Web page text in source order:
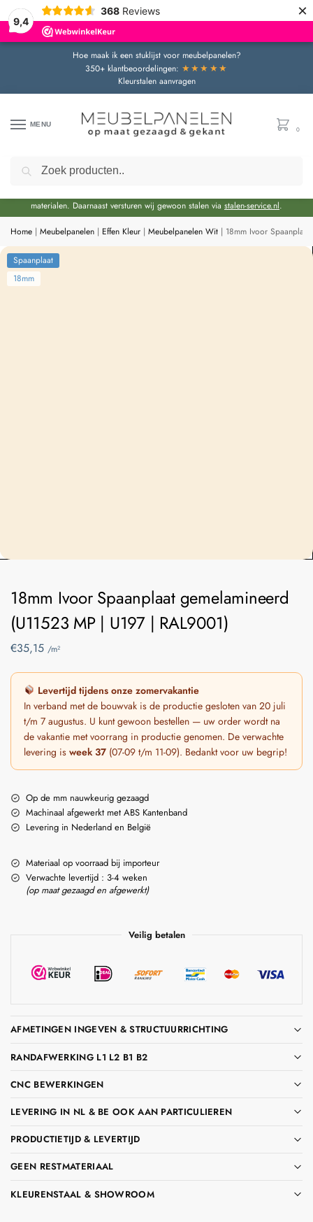
9,4
368 Reviews ×
Hoe maak ik een stuklijst voor meubelpanelen?
350+ klantbeoordelingen: ★★★★★
Kleurstalen aanvragen
MENU
0
Door de bouwvakperiode geldt momenteel een extra levertijd van circa 3 weken
materialen. Daarnaast versturen wij gewoon stalen via stalen-service.nl.
Home | Meubelpanelen | Effen Kleur | Meubelpanelen Wit | 18mm Ivoor
Spaanplaat
18mm
18mm Ivoor Spaanplaat gemelamineerd
(U11523 MP | U197 | RAL9001)
€35,15 /m²
Levertijd tijdens onze zomervakantie
In verband met de bouwvak is de productie gesloten van 20 juli
t/m 7 augustus. U kunt gewoon bestellen — uw order wordt na
de vakantie met voorrang in productie genomen. De verwachte
levering is week 37 (07-09 t/m 11-09). Bedankt voor uw begrip!
Op de mm nauwkeurig gezaagd
Machinaal afgewerkt met ABS Kantenband
Levering in Nederland en België
Materiaal op voorraad bij importeur
Verwachte levertijd : 3-4 weken
(op maat gezaagd en afgewerkt)
Veilig betalen
AFMETINGEN INGEVEN & STRUCTUURRICHTING
RANDAFWERKING L1 L2 B1 B2
CNC BEWERKINGEN
LEVERING IN NL & BE OOK AAN PARTICULIEREN
PRODUCTIETIJD & LEVERTIJD
GEEN RESTMATERIAAL
KLEURENSTAAL & SHOWROOM